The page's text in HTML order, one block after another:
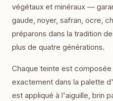
végétaux et minéraux —
gaude, noyer, safran, ocre,
préparons dans la tradition
plus de quatre générations.
Chaque teinte est
exactement dans la palette
est appliqué à l'aiguille, brin